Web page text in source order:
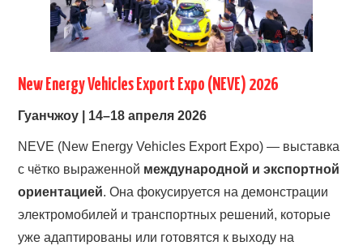
New Energy Vehicles Export Expo (NEVE) 2026
Гуанчжоу | 14–18 апреля 2026
NEVE (New Energy Vehicles Export Expo) — выставка
с чётко выраженной международной и экспортной
ориентацией. Она фокусируется на демонстрации
электромобилей и транспортных решений, которые
уже адаптированы или готовятся к выходу на